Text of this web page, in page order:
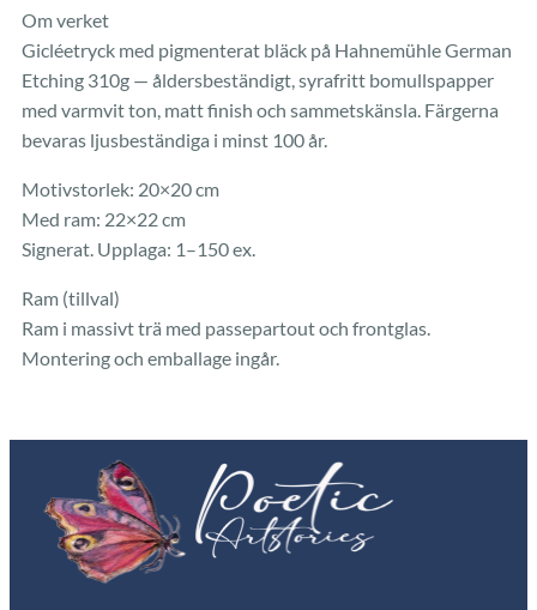
Om verket
Gicléetryck med pigmenterat bläck på Hahnemühle German
Etching 310g — åldersbeständigt, syrafritt bomullspapper
med varmvit ton, matt finish och sammetskänsla. Färgerna
bevaras ljusbeständiga i minst 100 år.
Motivstorlek: 20×20 cm
Med ram: 22×22 cm
Signerat. Upplaga: 1–150 ex.
Ram (tillval)
Ram i massivt trä med passepartout och frontglas.
Montering och emballage ingår.